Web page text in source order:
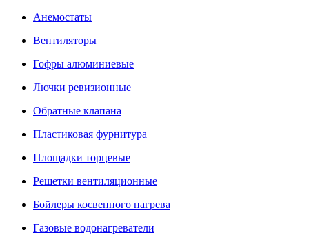
Анемостаты
Вентиляторы
Гофры алюминиевые
Лючки ревизионные
Обратные клапана
Пластиковая фурнитура
Площадки торцевые
Решетки вентиляционные
Бойлеры косвенного нагрева
Газовые водонагреватели